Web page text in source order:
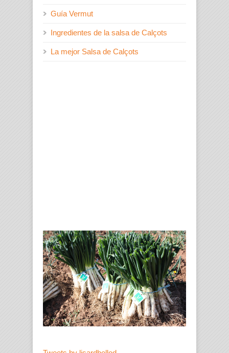
Guía Vermut
Ingredientes de la salsa de Calçots
La mejor Salsa de Calçots